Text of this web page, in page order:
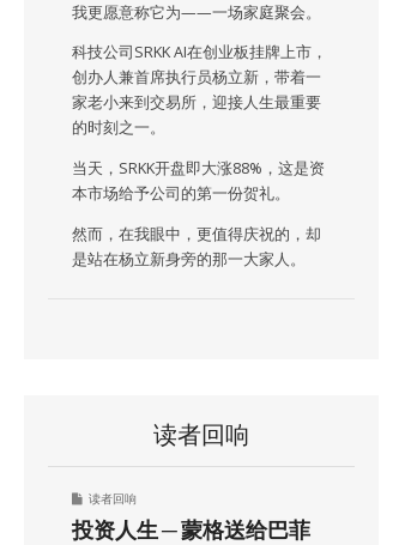
我更愿意称它为——一场家庭聚会。
科技公司SRKK AI在创业板挂牌上市，
创办人兼首席执行员杨立新，带着一
家老小来到交易所，迎接人生最重要
的时刻之一。
当天，SRKK开盘即大涨88%，这是资
本市场给予公司的第一份贺礼。
然而，在我眼中，更值得庆祝的，却
是站在杨立新身旁的那一大家人。
读者回响
读者回响
投资人生 ─ 蒙格送给巴菲